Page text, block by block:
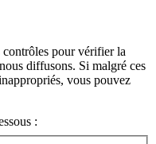
contrôles pour vérifier la
diffusons. Si malgré ces
vous pouvez
: